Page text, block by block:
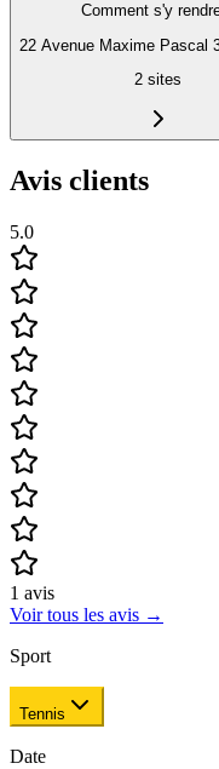
Comment s'y
22 Avenue Maxime Pascal
2 sites
Avis clients
5.0
1 avis
Voir tous les avis →
Sport
Tennis
Date